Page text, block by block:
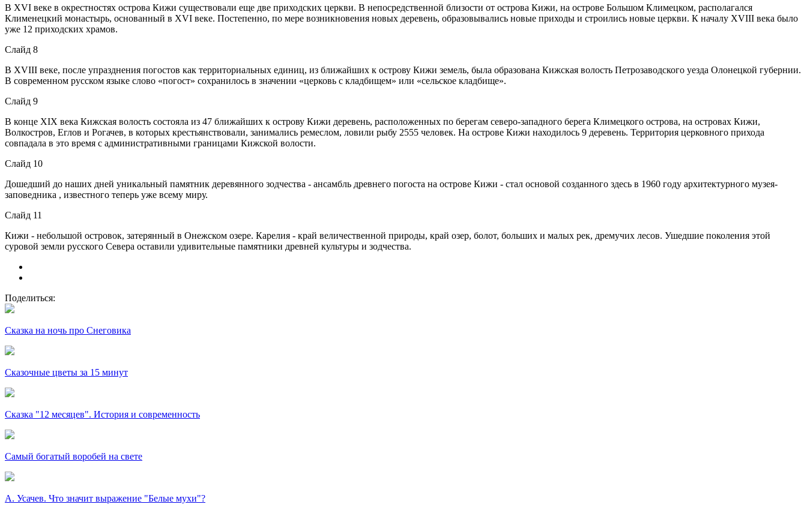
В XVI веке в окрестностях острова Кижи существовали еще две приходских церкви. В непосредственной близости от острова Кижи, на острове Большом Климецком, располагался
Клименецкий монастырь, основанный в XVI веке. Постепенно, по мере возникновения новых деревень, образовывались новые приходы и строились новые церкви. К началу XVIII века было
уже 12 приходских храмов.
Слайд 8
В XVIII веке, после упразднения погостов как территориальных единиц, из ближайших к острову Кижи земель, была образована Кижская волость Петрозаводского уезда Олонецкой губернии.
В современном русском языке слово «погост» сохранилось в значении «церковь с кладбищем» или «сельское кладбище».
Слайд 9
В конце XIX века Кижская волость состояла из 47 ближайших к острову Кижи деревень, расположенных по берегам северо-западного берега Климецкого острова, на островах Кижи,
Волкостров, Еглов и Рогачев, в которых крестьянствовали, занимались ремеслом, ловили рыбу 2555 человек. На острове Кижи находилось 9 деревень. Территория церковного прихода
совпадала в это время с административными границами Кижской волости.
Слайд 10
Дошедший до наших дней уникальный памятник деревянного зодчества - ансамбль древнего погоста на острове Кижи - стал основой созданного здесь в 1960 году архитектурного музея-
заповедника , известного теперь уже всему миру.
Слайд 11
Кижи - небольшой островок, затерянный в Онежском озере. Карелия - край величественной природы, край озер, болот, больших и малых рек, дремучих лесов. Ушедшие поколения этой
суровой земли русского Севера оставили удивительные памятники древней культуры и зодчества.
Поделиться:
Сказка на ночь про Снеговика
Сказочные цветы за 15 минут
Сказка "12 месяцев". История и современность
Самый богатый воробей на свете
А. Усачев. Что значит выражение "Белые мухи"?